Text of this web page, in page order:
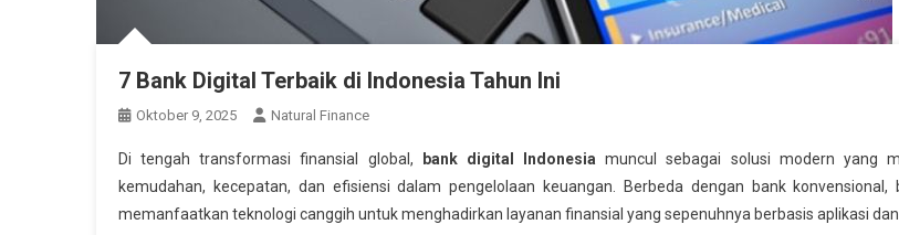
7 Bank Digital Terbaik di Indonesia Tahun Ini
Oktober 9, 2025 Natural Finance
Di tengah transformasi finansial global, bank digital Indonesia muncul sebagai solusi modern yang
kemudahan, kecepatan, dan efisiensi dalam pengelolaan keuangan. Berbeda dengan bank konvensional,
memanfaatkan teknologi canggih untuk menghadirkan layanan finansial yang sepenuhnya berbasis aplikasi dan